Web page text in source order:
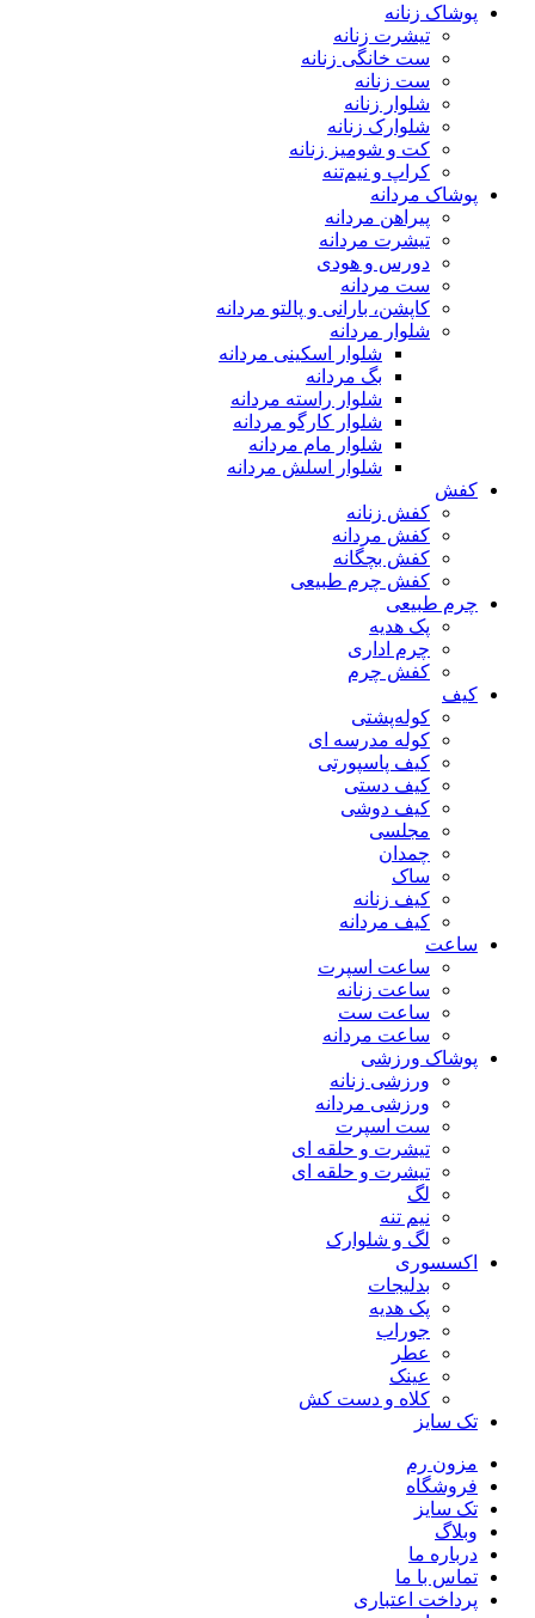
پوشاک زنانه
تیشرت زنانه
ست خانگی زنانه
ست زنانه
شلوار زنانه
شلوارک زنانه
کت و شومیز زنانه
کراپ و نیم‌تنه
پوشاک مردانه
پیراهن مردانه
تیشرت مردانه
دورس و هودی
ست مردانه
کاپشن، بارانی و پالتو مردانه
شلوار مردانه
شلوار اسکینی مردانه
بگ مردانه
شلوار راسته مردانه
شلوار کارگو مردانه
شلوار مام مردانه
شلوار اسلش مردانه
کفش
کفش زنانه
کفش مردانه
کفش بچگانه
کفش چرم طبیعی
چرم طبیعی
پک هدیه
چرم اداری
کفش چرم
کیف
کوله‌پشتی
کوله مدرسه ای
کیف پاسپورتی
کیف دستی
کیف دوشی
مجلسی
چمدان
ساک
کیف زنانه
کیف مردانه
ساعت
ساعت اسپرت
ساعت زنانه
ساعت ست
ساعت مردانه
پوشاک ورزشی
ورزشی زنانه
ورزشی مردانه
ست اسپرت
تیشرت و حلقه ای
تیشرت و حلقه ای
لگ
نیم تنه
لگ و شلوارک
اکسسوری
بدلیجات
پک هدیه
جوراب
عطر
عینک
کلاه و دست کش
تک سایز
مزون رم
فروشگاه
تک سایز
وبلاگ
درباره ما
تماس با ما
پرداخت اعتباری